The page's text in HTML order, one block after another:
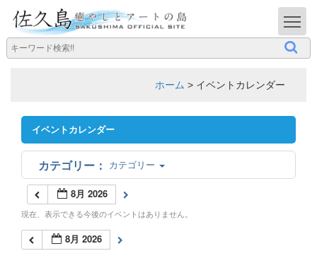
ホーム > イベントカレンダー
イベントカレンダー
カテゴリー
8月 2026
現在、表示できる今後のイベントはありません。
8月 2026